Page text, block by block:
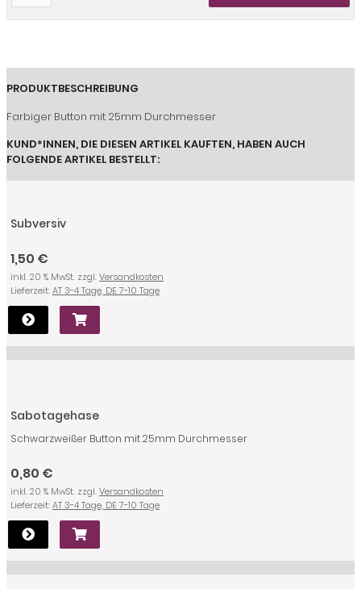
PRODUKTBESCHREIBUNG
Farbiger Button mit 25mm Durchmesser
KUND*INNEN, DIE DIESEN ARTIKEL KAUFTEN, HABEN AUCH
FOLGENDE ARTIKEL BESTELLT:
Subversiv
1,50 €
inkl. 20 % MwSt. zzgl.Versandkosten
Lieferzeit:AT 3-4 Tage, DE 7-10 Tage
Sabotagehase
Schwarzweißer Button mit 25mm Durchmesser
0,80 €
inkl. 20 % MwSt. zzgl.Versandkosten
Lieferzeit:AT 3-4 Tage, DE 7-10 Tage